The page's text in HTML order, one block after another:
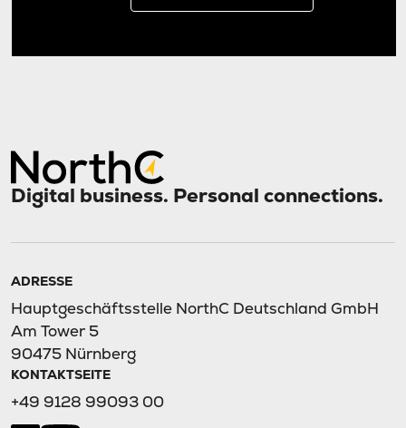
Digital business. Personal connections.
ADRESSE
Hauptgeschäftsstelle NorthC Deutschland GmbH
Am Tower 5
90475 Nürnberg
KONTAKTSEITE
+49 9128 99093 00